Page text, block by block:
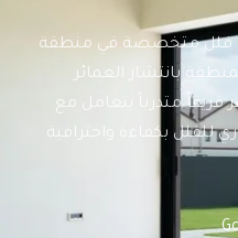
فلل متخصصة في منطقة
بانتشار العمائر
فريقاً متدرباً يتعامل مع
للفلل بكفاءة واحترافية